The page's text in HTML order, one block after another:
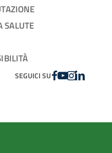
SALUTE
SEGUICI SUFACEBOOK
YOUTUBE
INSTAGRAM
LINKEDIN